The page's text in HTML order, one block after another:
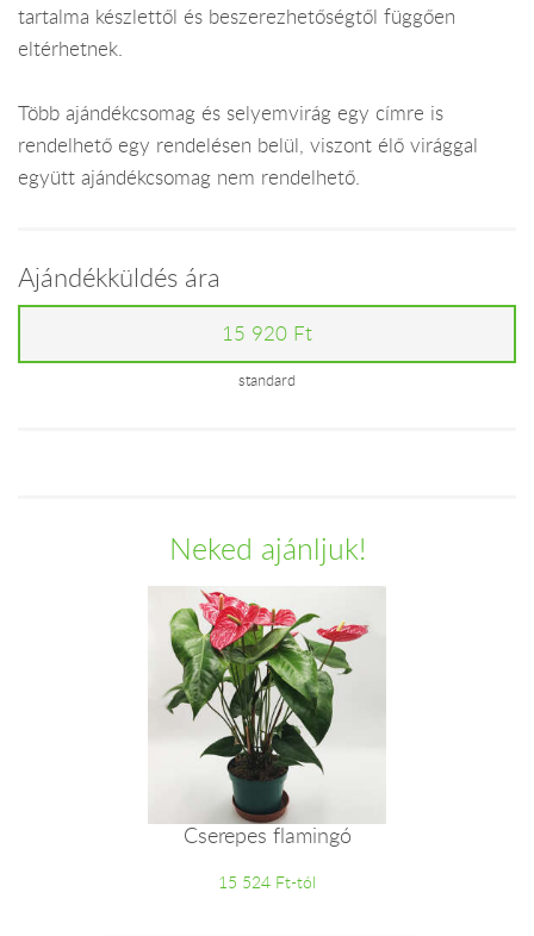
tartalma készlettől és beszerezhetőségtől függően
eltérhetnek.
Több ajándékcsomag és selyemvirág egy címre is
rendelhető egy rendelésen belül, viszont élő virággal
együtt ajándékcsomag nem rendelhető.
Ajándékküldés ára
15 920 Ft
standard
Neked ajánljuk!
Cserepes flamingó
15 524 Ft-tól